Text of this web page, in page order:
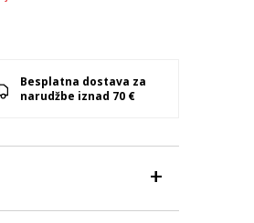
Besplatna dostava za
narudžbe iznad 70 €